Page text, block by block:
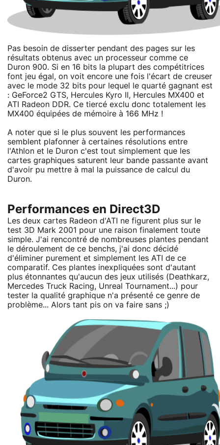
Pas besoin de disserter pendant des pages sur les
résultats obtenus avec un processeur comme ce
Duron 900. Si en 16 bits la plupart des compétitrices
font jeu égal, on voit encore une fois l'écart de creuser
avec le mode 32 bits pour lequel le quarté gagnant est
: GeForce2 GTS, Hercules Kyro II, Hercules MX400 et
ATI Radeon DDR. Ce tiercé exclu donc totalement les
MX400 équipées de mémoire à 166 MHz !
A noter que si le plus souvent les performances
semblent plafonner à certaines résolutions entre
l'Athlon et le Duron c'est tout simplement que les
cartes graphiques saturent leur bande passante avant
d'avoir pu mettre à mal la puissance de calcul du
Duron.
Performances en Direct3D
Les deux cartes Radeon d'ATI ne figurent plus sur le
test 3D Mark 2001 pour une raison finalement toute
simple. J'ai rencontré de nombreuses plantes pendant
le déroulement de ce benchs, j'ai donc décidé
d'éliminer purement et simplement les ATI de ce
comparatif. Ces plantes inexpliquées sont d'autant
plus étonnantes qu'aucun des jeux utilisés (Deathkarz,
Mercedes Truck Racing, Unreal Tournament...) pour
tester la qualité graphique n'a présenté ce genre de
problème... Alors tant pis on va faire sans ;)